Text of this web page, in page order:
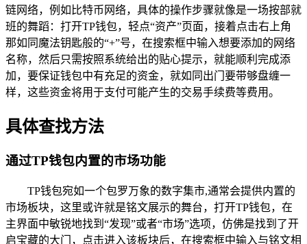
链网络，例如比特币网络，具体的操作步骤就像是一场按部就
班的舞蹈：打开TP钱包，轻点“资产”页面，接着点击右上角
那如同魔法钥匙般的“+”号，在搜索框中输入想要添加的网络
名称，然后只需按照系统给出的贴心提示，就能顺利完成添
加，要保证钱包中有充足的资金，就如同出门要带够盘缠一
样，这些资金将用于支付可能产生的交易手续费等费用。
具体查找方法
通过TP钱包内置的市场功能
TP钱包宛如一个包罗万象的数字集市,通常会提供内置的
市场板块，这里或许就是铭文展示的舞台，打开TP钱包，在
主界面中敏锐地找到“发现”或者“市场”选项，仿佛是找到了开
启宝藏的大门，点击进入该板块后，在搜索框中输入与铭文相